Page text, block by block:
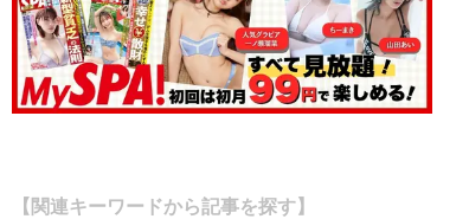
【関連キーワードから記事を探す】